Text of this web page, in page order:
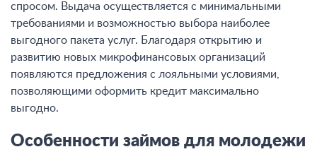
спросом. Выдача осуществляется с минимальными
требованиями и возможностью выбора наиболее
выгодного пакета услуг. Благодаря открытию и
развитию новых микрофинансовых организаций
появляются предложения с лояльными условиями,
позволяющими оформить кредит максимально
выгодно.
Особенности займов для молодежи